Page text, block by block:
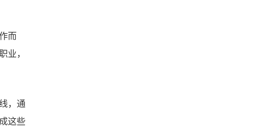
而
业，
，通
这些